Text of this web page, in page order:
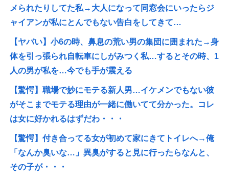
メられたりしてた私→大人になって同窓会にいったらジ
ャイアンが私にとんでもない告白をしてきて…
【ヤバい】小6の時、鼻息の荒い男の集団に囲まれた→身
体を引っ張られ自転車にしがみつく私…するとその時、1
人の男が私を…今でも手が震える
【驚愕】職場で妙にモテる新人男…イケメンでもない彼
がそこまでモテる理由が一緒に働いてて分かった。コレ
は女に好かれるはずだわ・・・
【驚愕】付き合ってる女が初めて家にきてトイレへ→俺
「なんか臭いな…」異臭がすると見に行ったらなんと、
その子が・・・